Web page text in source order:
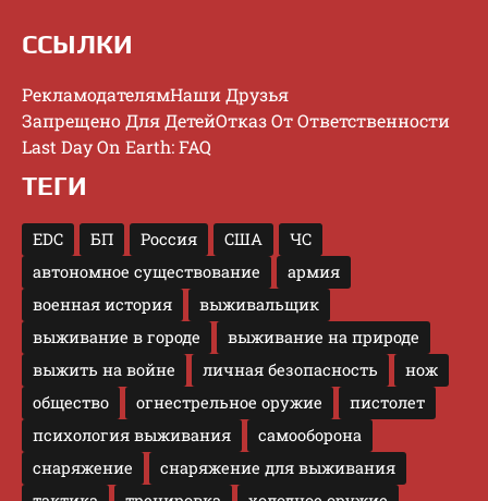
ССЫЛКИ
РекламодателямНаши Друзья
Запрещено Для ДетейОтказ От Ответственности
Last Day On Earth: FAQ
ТЕГИ
EDC БП Россия США
ЧС
автономное существование
армия
военная история
выживальщик
выживание в городе
выживание на природе
выжить на войне
личная безопасность
нож
общество
огнестрельное оружие
пистолет
психология выживания
самооборона
снаряжение
снаряжение для выживания